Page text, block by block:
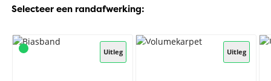
Selecteer een randafwerking:
Uitleg Uitleg